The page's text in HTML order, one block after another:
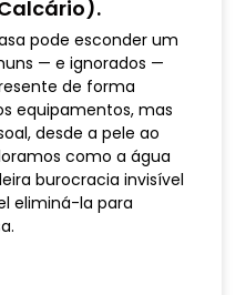
pode esconder um
— e ignorados —
de forma
equipamentos, mas
desde a pele ao
como a água
burocracia invisível
eliminá-la para